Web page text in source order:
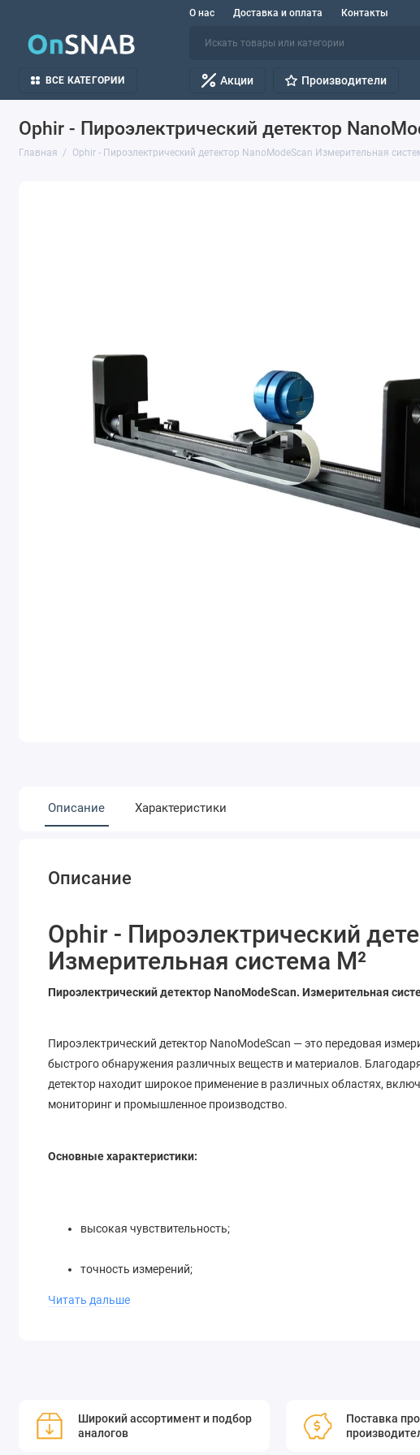
О нас Доставка и оплата Контакты
ВСЕ КАТЕГОРИИ Акции Производители
Ophir - Пироэлектрический детектор
Главная Ophir - Пироэлектрический детектор NanoModeScan Измерительная
Описание Характеристики
Описание
Ophir - Пироэлектрический
Измерительная система M²
Пироэлектрический детектор NanoModeScan. Измерительная
Пироэлектрический детектор NanoModeScan — это передовая
быстрого обнаружения различных веществ и материалов.
детектор находит широкое применение в различных областях,
мониторинг и промышленное производство.
Основные характеристики:
высокая чувствительность;
точность измерений;
широкий спектр применения.
Читать дальше
Широкий ассортимент и подбор
аналогов
Поставка